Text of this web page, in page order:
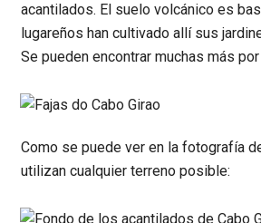
acantilados. El suelo volcánico es
lugareños han cultivado allí sus
Se pueden encontrar muchas más
Como se puede ver en la fotografía
utilizan cualquier terreno posible: